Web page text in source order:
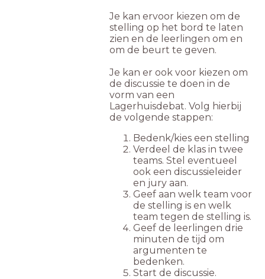
Je kan ervoor kiezen om de
stelling op het bord te laten
zien en de leerlingen om en
om de beurt te geven.
Je kan er ook voor kiezen om
de discussie te doen in de
vorm van een
Lagerhuisdebat. Volg hierbij
de volgende stappen:
Bedenk/kies een stelling
Verdeel de klas in twee
teams. Stel eventueel
ook een discussieleider
en jury aan.
Geef aan welk team voor
de stelling is en welk
team tegen de stelling is.
Geef de leerlingen drie
minuten de tijd om
argumenten te
bedenken.
Start de discussie.